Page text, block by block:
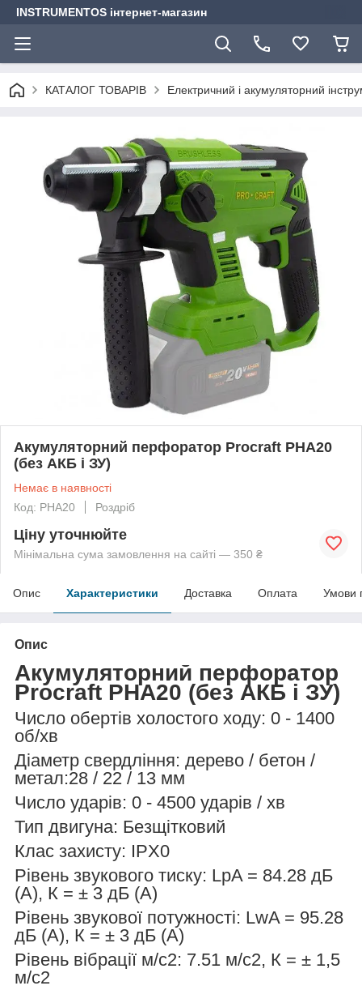
INSTRUMENTOS інтернет-магазин
КАТАЛОГ ТОВАРІВ Електричний і акумуляторний
Акумуляторний перфоратор Procraft PHA20
(без АКБ і ЗУ)
Немає в наявності
Код: PHA20
Роздріб
Ціну уточнюйте
Мінімальна сума замовлення на сайті — 350 ₴
Опис Характеристики Доставка Оплата Умови
Опис
Акумуляторний перфоратор
Procraft PHA20 (без АКБ і ЗУ)
Число обертів холостого ходу: 0 - 1400
об/хв
Діаметр свердління: дерево / бетон /
метал:28 / 22 / 13 мм
Число ударів: 0 - 4500 ударів / хв
Тип двигуна: Безщітковий
Клас захисту: IPX0
Рівень звукового тиску: LpA = 84.28 дБ
(А), К = ± 3 дБ (А)
Рівень звукової потужності: LwA = 95.28
дБ (А), К = ± 3 дБ (А)
Рівень вібрації м/с2: 7.51 м/с2, К = ± 1,5
м/с2